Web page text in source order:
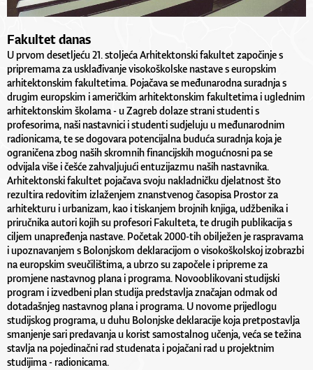
Fakultet danas
U prvom desetljeću 21. stoljeća Arhitektonski fakultet započinje s
pripremama za usklađivanje visokoškolske nastave s europskim
arhitektonskim fakultetima. Pojačava se međunarodna suradnja s
drugim europskim i američkim arhitektonskim fakultetima i uglednim
arhitektonskim školama - u Zagreb dolaze strani studenti s
profesorima, naši nastavnici i studenti sudjeluju u međunarodnim
radionicama, te se dogovara potencijalna buduća suradnja koja je
ograničena zbog naših skromnih financijskih mogućnosni pa se
odvijala više i češće zahvaljujući entuzijazmu naših nastavnika.
Arhitektonski fakultet pojačava svoju nakladničku djelatnost što
rezultira redovitim izlaženjem znanstvenog časopisa Prostor za
arhitekturu i urbanizam, kao i tiskanjem brojnih knjiga, udžbenika i
priručnika autori kojih su profesori Fakulteta, te drugih publikacija s
ciljem unapređenja nastave. Početak 2000-tih obilježen je raspravama
i upoznavanjem s Bolonjskom deklaracijom o visokoškolskoj izobrazbi
na europskim sveučilištima, a ubrzo su započele i pripreme za
promjene nastavnog plana i programa. Novooblikovani studijski
program i izvedbeni plan studija predstavlja značajan odmak od
dotadašnjeg nastavnog plana i programa. U novome prijedlogu
studijskog programa, u duhu Bolonjske deklaracije koja pretpostavlja
smanjenje sari predavanja u korist samostalnog učenja, veća se težina
stavlja na pojedinačni rad studenata i pojačani rad u projektnim
studijima - radionicama.